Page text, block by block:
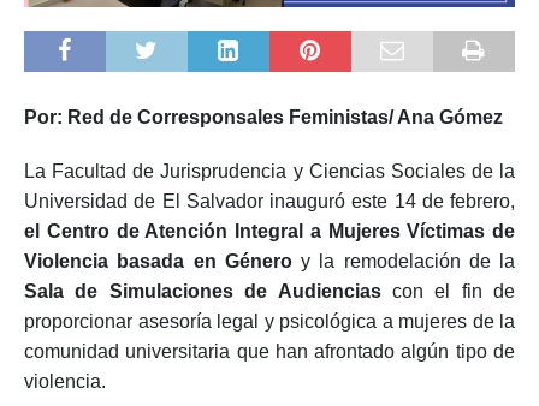
Por: Red de Corresponsales Feministas/ Ana Gómez
La Facultad de Jurisprudencia y Ciencias Sociales de la
Universidad de El Salvador inauguró este 14 de febrero,
el Centro de Atención Integral a Mujeres Víctimas de
Violencia basada en Géneroy la remodelación de la
Sala de Simulaciones de Audienciascon el fin de
proporcionar asesoría legal y psicológica a mujeres de la
comunidad universitaria que han afrontado algún tipo de
violencia.